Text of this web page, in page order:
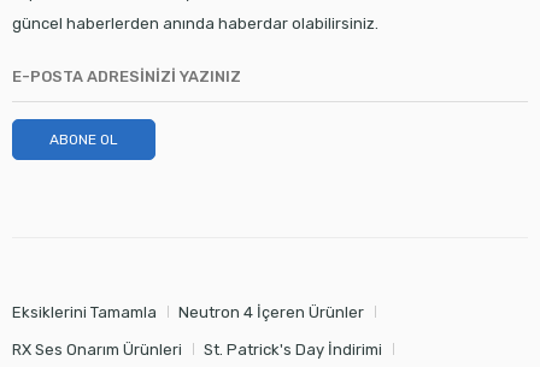
güncel haberlerden anında haberdar olabilirsiniz.
ABONE OL
Eksiklerini Tamamla Neutron 4 İçeren Ürünler
RX Ses Onarım Ürünleri St. Patrick's Day İndirimi